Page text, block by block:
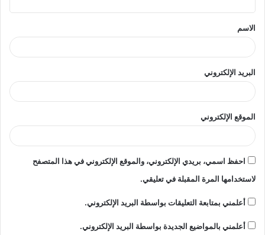
ق
*
الاسم
البريد الإلكتروني
الموقع الإلكتروني
احفظ اسمي، بريدي الإلكتروني، والموقع الإلكتروني في هذا المتصفح
لاستخدامها المرة المقبلة في تعليقي.
أعلمني بمتابعة التعليقات بواسطة البريد الإلكتروني.
أعلمني بالمواضيع الجديدة بواسطة البريد الإلكتروني.